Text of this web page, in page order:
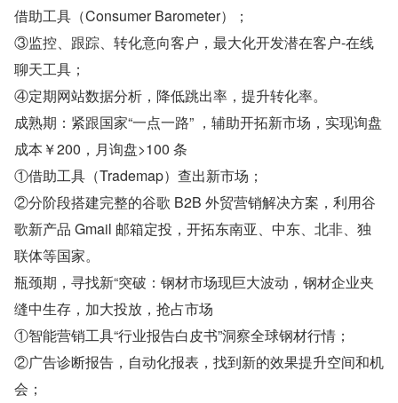
借助工具（Consumer Barometer）；
③监控、跟踪、转化意向客户，最大化开发潜在客户-在线
聊天工具；
④定期网站数据分析，降低跳出率，提升转化率。
成熟期：紧跟国家“一点一路” ，辅助开拓新市场，实现询盘
成本￥200，月询盘>100 条
①借助工具（Trademap）查出新市场；
②分阶段搭建完整的谷歌 B2B 外贸营销解决方案，利用谷
歌新产品 Gmail 邮箱定投，开拓东南亚、中东、北非、独
联体等国家。
瓶颈期，寻找新“突破：钢材市场现巨大波动，钢材企业夹
缝中生存，加大投放，抢占市场
①智能营销工具“行业报告白皮书”洞察全球钢材行情；
②广告诊断报告，自动化报表，找到新的效果提升空间和机
会；